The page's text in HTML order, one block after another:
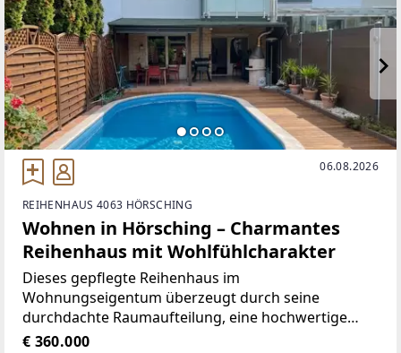
06.08.2026
REIHENHAUS 4063 HÖRSCHING
Wohnen in Hörsching – Charmantes
Reihenhaus mit Wohlfühlcharakter
Dieses gepflegte Reihenhaus im
Wohnungseigentum überzeugt durch seine
durchdachte Raumaufteilung, eine hochwertige
Ausstattung und einen außergewöhnlich schön
€ 360.000